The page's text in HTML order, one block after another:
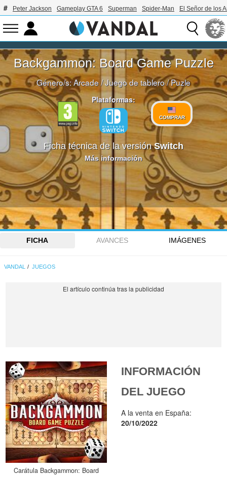
Peter Jackson Gameplay GTA 6 Superman Spider-Man El Señor de los
Backgammon: Board Game Puzzle
Género/s:Arcade/Juego de tablero/Puzle
Plataformas:
COMPRAR
Ficha técnica de la versiónSwitch
Más información
FICHA AVANCES IMÁGENES
VANDAL JUEGOS
Carátula Backgammon: Board
INFORMACIÓN
DEL JUEGO
A la venta en España:
20/10/2022